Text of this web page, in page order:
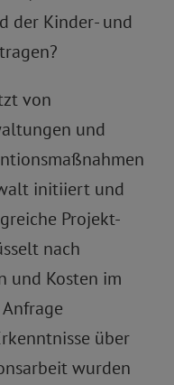
der Kinder- und
von
und
initiiert und
Projekt-
nach
und Kosten im
über
wurden